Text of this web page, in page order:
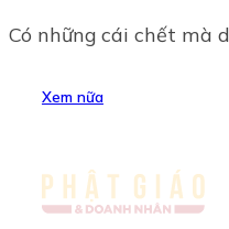
Có những cái chết mà
Xem nữa